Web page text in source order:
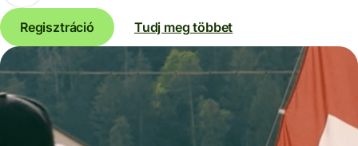
Regisztráció Tudj meg többet